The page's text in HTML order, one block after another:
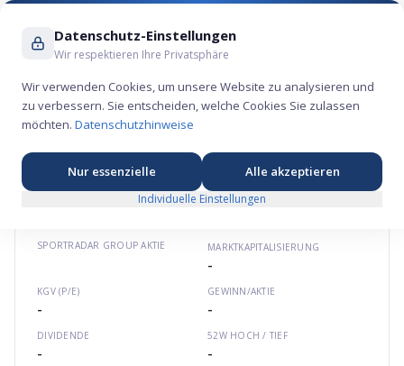
Suche ...
Sportradar Group Aktie – Technologie-
Börsengang 2021
Europa sportradar.com ★ ★
SPORTRADAR GROUP AKTIE MARKTKAPITALISIERUNG
-
KGV (P/E)
-
GEWINN/AKTIE
-
DIVIDENDE
-
52W HOCH / TIEF
-
Datenschutz-Einstellungen
Wir respektieren Ihre Privatsphäre
Wir verwenden Cookies, um unsere Website zu analysieren und
zu verbessern. Sie entscheiden, welche Cookies Sie zulassen
möchten. Datenschutzhinweise
Nur essenzielle Alle akzeptieren
Individuelle Einstellungen